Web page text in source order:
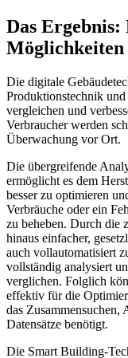
Das Ergebnis:
Möglichkeiten
Die digitale
Produktionstechnik
vergleichen und
Verbraucher werden
Überwachung vor Ort.
Die übergreifende
ermöglicht es dem
besser zu optimieren
Verbräuche oder ein
zu beheben. Durch die
hinaus einfacher,
auch vollautomatisiert
vollständig analysiert
verglichen. Folglich
effektiv für die
das Zusammensuchen,
Datensätze benötigt.
Die Smart Building-